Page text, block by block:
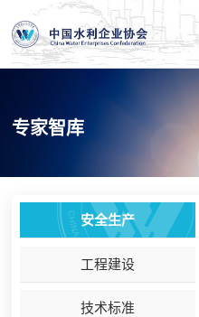
专家智库
安全生产
工程建设
技术标准